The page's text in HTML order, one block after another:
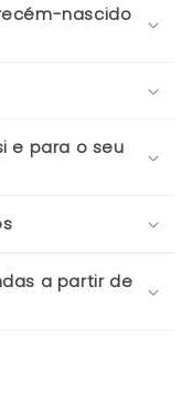
nascido
e para o seu
a partir de